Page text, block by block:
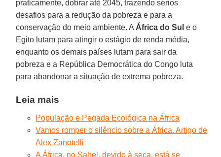
praticamente, dobrar até 2045, trazendo sérios
desafios para a redução da pobreza e para a
conservação do meio ambiente. A África do Sul e o
Egito lutam para atingir o estágio de renda média,
enquanto os demais países lutam para sair da
pobreza e a República Democrática do Congo luta
para abandonar a situação de extrema pobreza.
Leia mais
População e Pegada Ecológica na África
Vamos romper o silêncio sobre a África. Artigo de
Alex Zanotelli
A África, no Sahel, devido à seca, está se